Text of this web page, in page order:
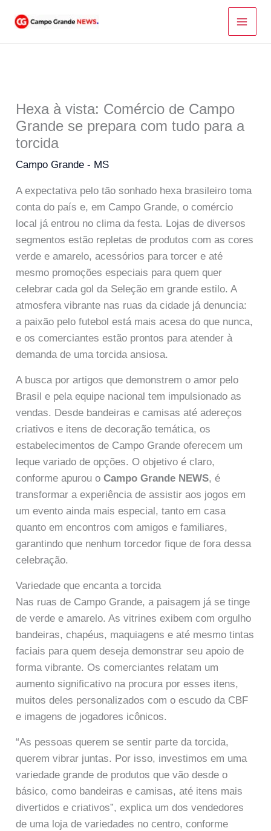
para
Hexa à vista: Comércio de Campo
Grande se prepara com tudo para a
torcida
Campo Grande - MS
A expectativa pelo tão sonhado hexa brasileiro toma
conta do país e, em Campo Grande, o comércio
local já entrou no clima da festa. Lojas de diversos
segmentos estão repletas de produtos com as cores
verde e amarelo, acessórios para torcer e até
mesmo promoções especiais para quem quer
celebrar cada gol da Seleção em grande estilo. A
atmosfera vibrante nas ruas da cidade já denuncia:
a paixão pelo futebol está mais acesa do que nunca,
e os comerciantes estão prontos para atender à
demanda de uma torcida ansiosa.
A busca por artigos que demonstrem o amor pelo
Brasil e pela equipe nacional tem impulsionado as
vendas. Desde bandeiras e camisas até adereços
criativos e itens de decoração temática, os
estabelecimentos de Campo Grande oferecem um
leque variado de opções. O objetivo é claro,
conforme apurou oCampo Grande NEWS, é
transformar a experiência de assistir aos jogos em
um evento ainda mais especial, tanto em casa
quanto em encontros com amigos e familiares,
garantindo que nenhum torcedor fique de fora dessa
celebração.
Variedade que encanta a torcida
Nas ruas de Campo Grande, a paisagem já se tinge
de verde e amarelo. As vitrines exibem com orgulho
bandeiras, chapéus, maquiagens e até mesmo tintas
faciais para quem deseja demonstrar seu apoio de
forma vibrante. Os comerciantes relatam um
aumento significativo na procura por esses itens,
muitos deles personalizados com o escudo da CBF
e imagens de jogadores icônicos.
“As pessoas querem se sentir parte da torcida,
querem vibrar juntas. Por isso, investimos em uma
variedade grande de produtos que vão desde o
básico, como bandeiras e camisas, até itens mais
divertidos e criativos”, explica um dos vendedores
de uma loja de variedades no centro, conforme